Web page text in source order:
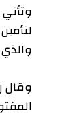
وتأتي
لتأمين
والذي من
وقال
المفتوحة”.